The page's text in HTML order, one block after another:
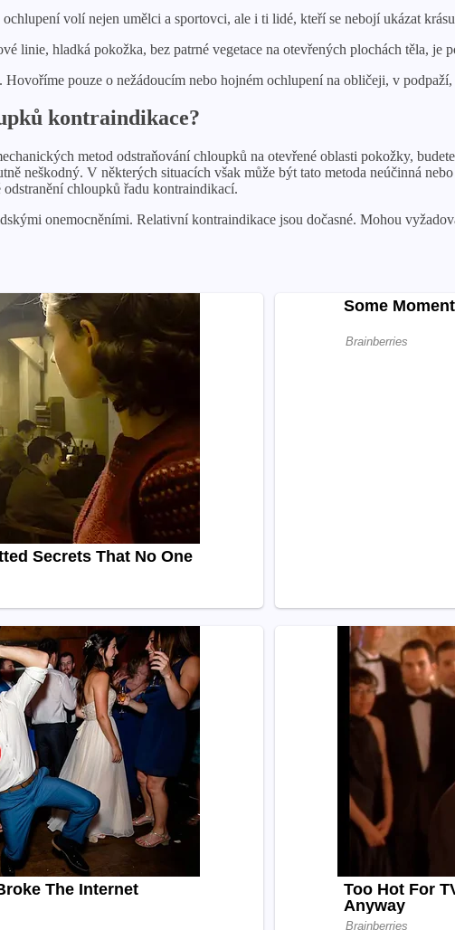
volí nejen umělci a sportovci, ale i ti lidé, kteří se nebojí ukázat
linie, hladká pokožka, bez patrné vegetace na otevřených plochách těla, je
pouze o nežádoucím nebo hojném ochlupení na obličeji, v
kontraindikace?
metod odstraňování chloupků na otevřené oblasti pokožky,
neškodný. V některých situacích však může být tato metoda neúčinná
chloupků řadu kontraindikací.
onemocněními. Relativní kontraindikace jsou dočasné. Mohou